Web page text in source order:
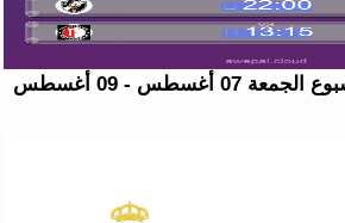
جدول مباريات هذا الأسبوع الجمعة 07 أغسطس - 09 أغسطس